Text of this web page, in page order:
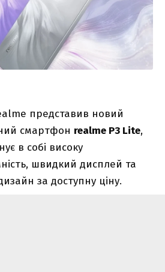
представив новий
смартфон realme P3 Lite,
в собі високу
швидкий дисплей та
за доступну ціну.